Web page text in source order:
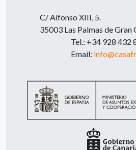
C/ Alfonso XIII, 5.
35003 Las Palmas de Gran
Tel.: +34 928 432
Email: